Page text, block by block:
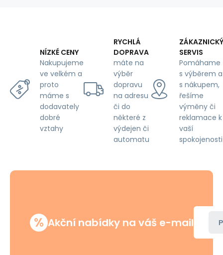
Proof,
krémová
NÍZKÉ CENY
Nakupujeme
ve velkém a
proto
máme s
dodavately
dobré
vztahy
RYCHLÁ
DOPRAVA
máte na
výběr
dopravu
na adresu
či do
některé z
výdejen či
automatu
ZÁKAZNICKÝ
SERVIS
Pomáhame
s výběrem a
s nákupem,
řešíme
výměny či
reklamace k
vaší
spokojenosti
% Akční nabídky na váš e-mail